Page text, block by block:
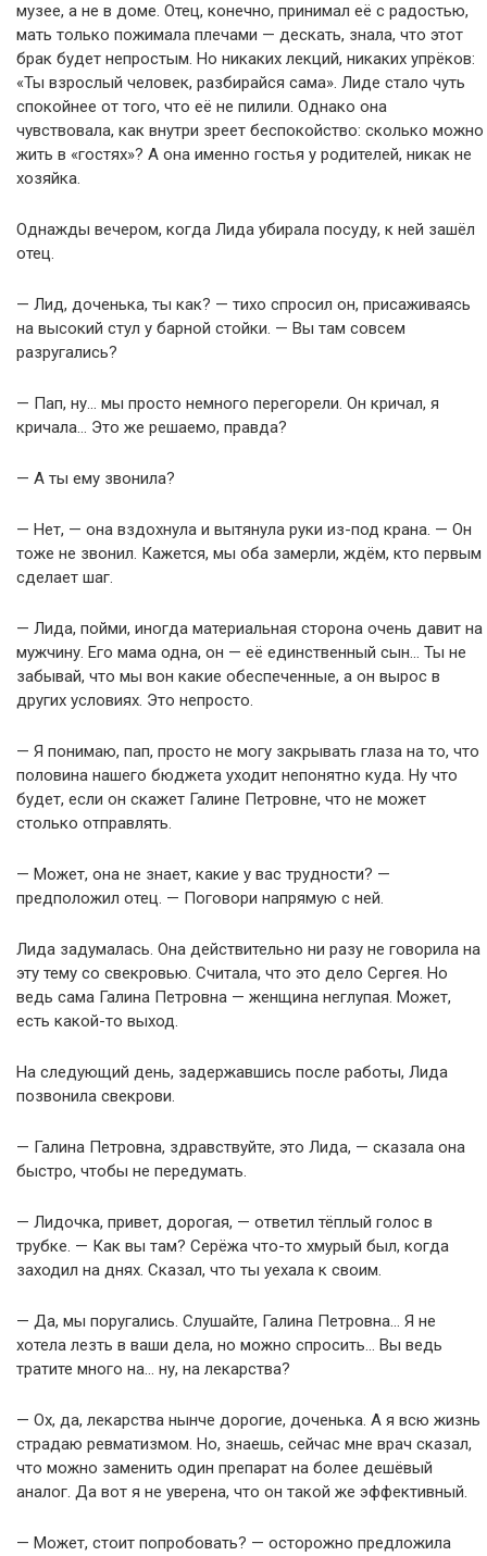
музее, а не в доме. Отец, конечно, принимал её с радостью,
мать только пожимала плечами — дескать, знала, что этот
брак будет непростым. Но никаких лекций, никаких упрёков:
«Ты взрослый человек, разбирайся сама». Лиде стало чуть
спокойнее от того, что её не пилили. Однако она
чувствовала, как внутри зреет беспокойство: сколько можно
жить в «гостях»? А она именно гостья у родителей, никак не
хозяйка.
Однажды вечером, когда Лида убирала посуду, к ней зашёл
отец.
— Лид, доченька, ты как? — тихо спросил он, присаживаясь
на высокий стул у барной стойки. — Вы там совсем
разругались?
— Пап, ну… мы просто немного перегорели. Он кричал, я
кричала… Это же решаемо, правда?
— А ты ему звонила?
— Нет, — она вздохнула и вытянула руки из-под крана. — Он
тоже не звонил. Кажется, мы оба замерли, ждём, кто первым
сделает шаг.
— Лида, пойми, иногда материальная сторона очень давит на
мужчину. Его мама одна, он — её единственный сын… Ты не
забывай, что мы вон какие обеспеченные, а он вырос в
других условиях. Это непросто.
— Я понимаю, пап, просто не могу закрывать глаза на то, что
половина нашего бюджета уходит непонятно куда. Ну что
будет, если он скажет Галине Петровне, что не может
столько отправлять.
— Может, она не знает, какие у вас трудности? —
предположил отец. — Поговори напрямую с ней.
Лида задумалась. Она действительно ни разу не говорила на
эту тему со свекровью. Считала, что это дело Сергея. Но
ведь сама Галина Петровна — женщина неглупая. Может,
есть какой-то выход.
На следующий день, задержавшись после работы, Лида
позвонила свекрови.
— Галина Петровна, здравствуйте, это Лида, — сказала она
быстро, чтобы не передумать.
— Лидочка, привет, дорогая, — ответил тёплый голос в
трубке. — Как вы там? Серёжа что-то хмурый был, когда
заходил на днях. Сказал, что ты уехала к своим.
— Да, мы поругались. Слушайте, Галина Петровна… Я не
хотела лезть в ваши дела, но можно спросить… Вы ведь
тратите много на… ну, на лекарства?
— Ох, да, лекарства нынче дорогие, доченька. А я всю жизнь
страдаю ревматизмом. Но, знаешь, сейчас мне врач сказал,
что можно заменить один препарат на более дешёвый
аналог. Да вот я не уверена, что он такой же эффективный.
— Может, стоит попробовать? — осторожно предложила